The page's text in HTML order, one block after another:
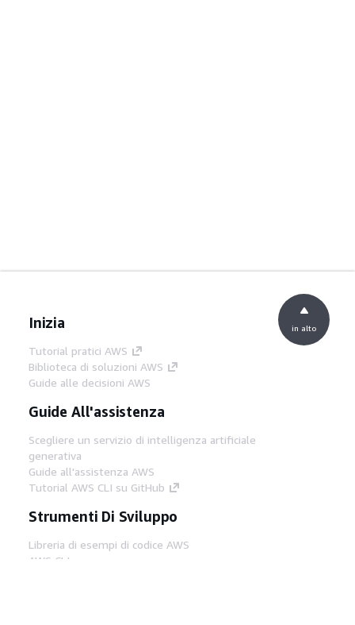
Inizia
Tutorial pratici AWS
Biblioteca di soluzioni AWS
Guide alle decisioni AWS
Guide All'assistenza
Scegliere un servizio di intelligenza artificiale
generativa
Guide all'assistenza AWS
Tutorial AWS CLI su GitHub
Strumenti Di Sviluppo
Libreria di esempi di codice AWS
AWS CLI
in alto